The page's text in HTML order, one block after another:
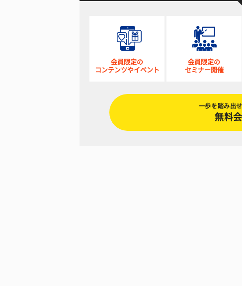
会員限定の
コンテンツやイベント
会員限定の
セミナー開催
一歩を踏み出
無料